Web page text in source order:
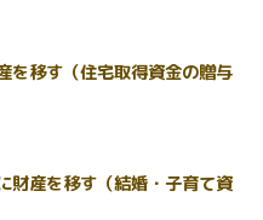
を移す（住宅取得資金の贈与
財産を移す（結婚・子育て資